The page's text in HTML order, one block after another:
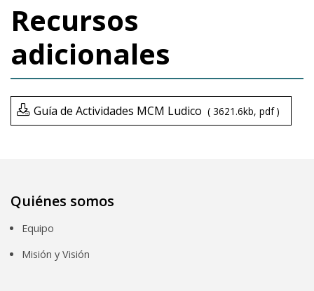
Recursos
adicionales
Guía de Actividades MCM Ludico 3621.6kb pdf
Quiénes somos
Equipo
Misión y Visión